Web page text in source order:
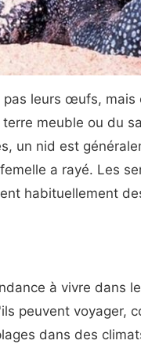
leurs œufs, mais
meuble ou du
un nid est
a rayé. Les
habituellement
à vivre dans
peuvent voyager,
dans des